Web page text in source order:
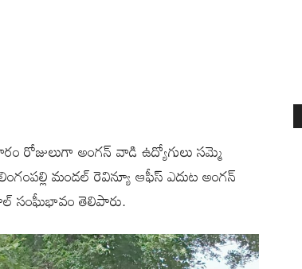
రోజులుగా అంగన్ వాడి ఉద్యోగులు సమ్మె
మండల్ రెవిన్యూ ఆఫీస్ ఎదుట అంగన్
సంఘీభావం తెలిపారు.